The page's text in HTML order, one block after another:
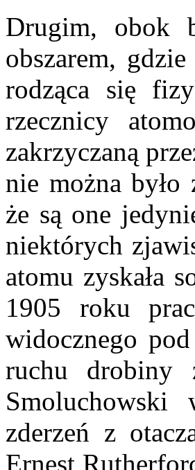
Drugim, obok
obszarem,
rodząca się
rzecznicy
zakrzyczaną
nie można było
że są one
niektórych
atomu zyskała
1905 roku
widocznego
ruchu drobiny
zderzeń z
Ernest